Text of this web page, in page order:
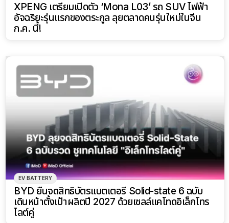
XPENG เตรียมเปิดตัว ‘Mona L03’ รถ SUV ไฟฟ้า
อัจฉริยะรุ่นแรกของตระกูล ลุยตลาดคนรุ่นใหม่ในจีน
ก.ค. นี้!
EV BATTERY
BYD ยื่นจดสิทธิบัตรแบตเตอรี่ Solid-state 6 ฉบับ
เดินหน้าตั้งเป้าผลิตปี 2027 ด้วยเซลล์แคโทดอิเล็กโทร
ไลต์คู่